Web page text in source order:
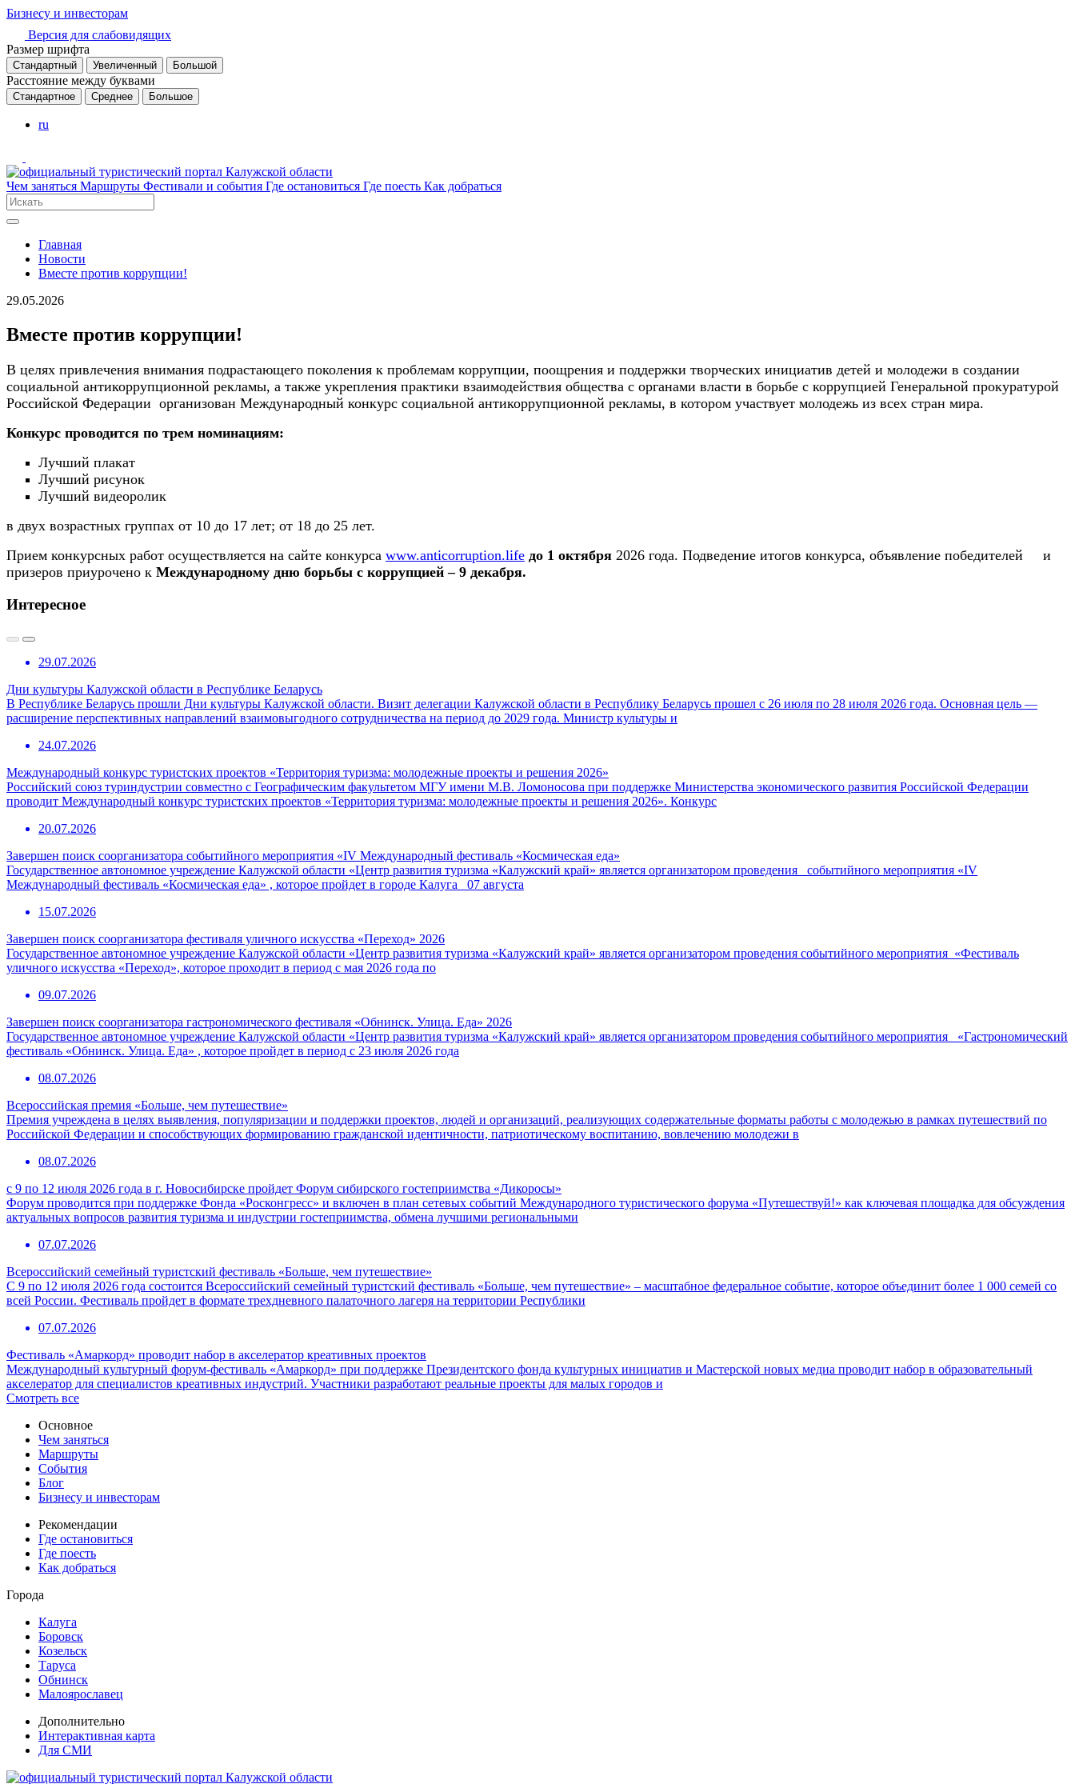
Бизнесу и инвесторам
Версия для слабовидящих
Размер шрифта
Стандартный Увеличенный Большой
Расстояние между буквами
Стандартное Среднее Большое
ru
Чем заняться Маршруты Фестивали и события Где остановиться Где поесть Как добраться
Главная
Новости
Вместе против коррупции!
29.05.2026
Вместе против коррупции!
В целях привлечения внимания подрастающего поколения к проблемам коррупции, поощрения и поддержки творческих инициатив детей и молодежи в создании
социальной антикоррупционной рекламы, а также укрепления практики взаимодействия общества с органами власти в борьбе с коррупцией Генеральной прокуратурой
Российской Федерации организован Международный конкурс социальной антикоррупционной рекламы, в котором участвует молодежь из всех стран мира.
Конкурс проводится по трем номинациям:
Лучший плакат
Лучший рисунок
Лучший видеоролик
в двух возрастных группах от 10 до 17 лет; от 18 до 25 лет.
Прием конкурсных работ осуществляется на сайте конкурса www.anticorruption.life до 1 октября 2026 года. Подведение итогов конкурса, объявление победителей и
призеров приурочено к Международному дню борьбы с коррупцией – 9 декабря.
Интересное
29.07.2026
Дни культуры Калужской области в Республике Беларусь
В Республике Беларусь прошли Дни культуры Калужской области. Визит делегации Калужской области в Республику Беларусь прошел с 26 июля по 28 июля 2026 года. Основная цель —
расширение перспективных направлений взаимовыгодного сотрудничества на период до 2029 года. Министр культуры и
24.07.2026
Международный конкурс туристских проектов «Территория туризма: молодежные проекты и решения 2026»
Российский союз туриндустрии совместно с Географическим факультетом МГУ имени М.В. Ломоносова при поддержке Министерства экономического развития Российской Федерации
проводит Международный конкурс туристских проектов «Территория туризма: молодежные проекты и решения 2026». Конкурс
20.07.2026
Завершен поиск соорганизатора событийного мероприятия «IV Международный фестиваль «Космическая еда»
Государственное автономное учреждение Калужской области «Центр развития туризма «Калужский край» является организатором проведения событийного мероприятия «IV
Международный фестиваль «Космическая еда» , которое пройдет в городе Калуга 07 августа
15.07.2026
Завершен поиск соорганизатора фестиваля уличного искусства «Переход» 2026
Государственное автономное учреждение Калужской области «Центр развития туризма «Калужский край» является организатором проведения событийного мероприятия «Фестиваль
уличного искусства «Переход», которое проходит в период с мая 2026 года по
09.07.2026
Завершен поиск соорганизатора гастрономического фестиваля «Обнинск. Улица. Еда» 2026
Государственное автономное учреждение Калужской области «Центр развития туризма «Калужский край» является организатором проведения событийного мероприятия «Гастрономический
фестиваль «Обнинск. Улица. Еда» , которое пройдет в период с 23 июля 2026 года
08.07.2026
Всероссийская премия «Больше, чем путешествие»
Премия учреждена в целях выявления, популяризации и поддержки проектов, людей и организаций, реализующих содержательные форматы работы с молодежью в рамках путешествий по
Российской Федерации и способствующих формированию гражданской идентичности, патриотическому воспитанию, вовлечению молодежи в
08.07.2026
с 9 по 12 июля 2026 года в г. Новосибирске пройдет Форум сибирского гостеприимства «Дикоросы»
Форум проводится при поддержке Фонда «Росконгресс» и включен в план сетевых событий Международного туристического форума «Путешествуй!» как ключевая площадка для обсуждения
актуальных вопросов развития туризма и индустрии гостеприимства, обмена лучшими региональными
07.07.2026
Всероссийский семейный туристский фестиваль «Больше, чем путешествие»
С 9 по 12 июля 2026 года состоится Всероссийский семейный туристский фестиваль «Больше, чем путешествие» – масштабное федеральное событие, которое объединит более 1 000 семей со
всей России. Фестиваль пройдет в формате трехдневного палаточного лагеря на территории Республики
07.07.2026
Фестиваль «Амаркорд» проводит набор в акселератор креативных проектов
Международный культурный форум-фестиваль «Амаркорд» при поддержке Президентского фонда культурных инициатив и Мастерской новых медиа проводит набор в образовательный
акселератор для специалистов креативных индустрий. Участники разработают реальные проекты для малых городов и
Смотреть все
Основное
Чем заняться
Маршруты
События
Блог
Бизнесу и инвесторам
Рекомендации
Где остановиться
Где поесть
Как добраться
Города
Калуга
Боровск
Козельск
Таруса
Обнинск
Малоярославец
Дополнительно
Интерактивная карта
Для СМИ